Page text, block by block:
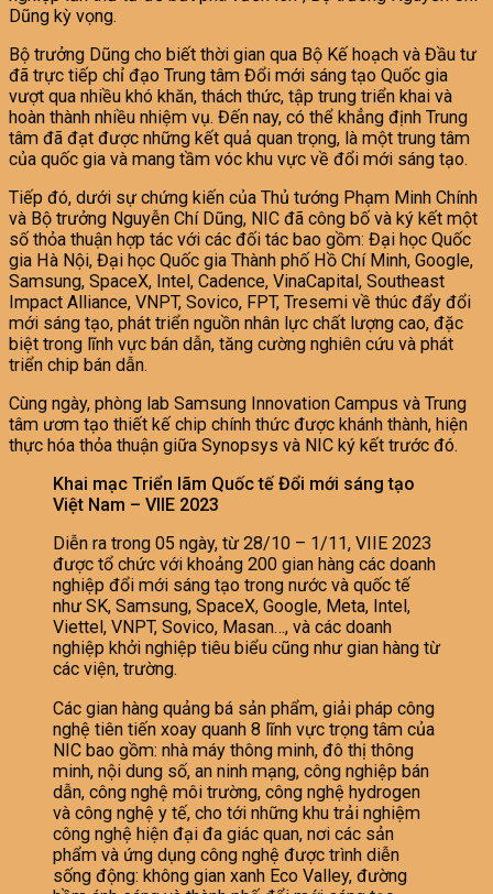
Dũng kỳ vọng.
Bộ trưởng Dũng cho biết thời gian qua Bộ Kế hoạch và Đầu tư
đã trực tiếp chỉ đạo Trung tâm Đổi mới sáng tạo Quốc gia
vượt qua nhiều khó khăn, thách thức, tập trung triển khai và
hoàn thành nhiều nhiệm vụ. Đến nay, có thể khẳng định Trung
tâm đã đạt được những kết quả quan trọng, là một trung tâm
của quốc gia và mang tầm vóc khu vực về đổi mới sáng tạo.
Tiếp đó, dưới sự chứng kiến của Thủ tướng Phạm Minh Chính
và Bộ trưởng Nguyễn Chí Dũng, NIC đã công bố và ký kết một
số thỏa thuận hợp tác với các đối tác bao gồm: Đại học Quốc
gia Hà Nội, Đại học Quốc gia Thành phố Hồ Chí Minh, Google,
Samsung, SpaceX, Intel, Cadence, VinaCapital, Southeast
Impact Alliance, VNPT, Sovico, FPT, Tresemi về thúc đẩy đổi
mới sáng tạo, phát triển nguồn nhân lực chất lượng cao, đặc
biệt trong lĩnh vực bán dẫn, tăng cường nghiên cứu và phát
triển chip bán dẫn.
Cùng ngày, phòng lab Samsung Innovation Campus và Trung
tâm ươm tạo thiết kế chip chính thức được khánh thành, hiện
thực hóa thỏa thuận giữa Synopsys và NIC ký kết trước đó.
Khai mạc Triển lãm Quốc tế Đổi mới sáng tạo
Việt Nam – VIIE 2023
Diễn ra trong 05 ngày, từ 28/10 – 1/11, VIIE 2023
được tổ chức với khoảng 200 gian hàng các doanh
nghiệp đổi mới sáng tạo trong nước và quốc tế
như SK, Samsung, SpaceX, Google, Meta, Intel,
Viettel, VNPT, Sovico, Masan…, và các doanh
nghiệp khởi nghiệp tiêu biểu cũng như gian hàng từ
các viện, trường.
Các gian hàng quảng bá sản phẩm, giải pháp công
nghệ tiên tiến xoay quanh 8 lĩnh vực trọng tâm của
NIC bao gồm: nhà máy thông minh, đô thị thông
minh, nội dung số, an ninh mạng, công nghiệp bán
dẫn, công nghệ môi trường, công nghệ hydrogen
và công nghệ y tế, cho tới những khu trải nghiệm
công nghệ hiện đại đa giác quan, nơi các sản
phẩm và ứng dụng công nghệ được trình diễn
sống động: không gian xanh Eco Valley, đường